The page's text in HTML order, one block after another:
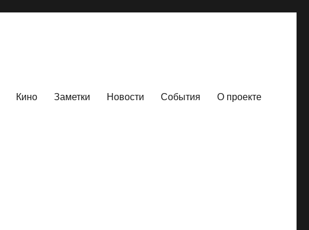
Кино Заметки Новости События О проекте